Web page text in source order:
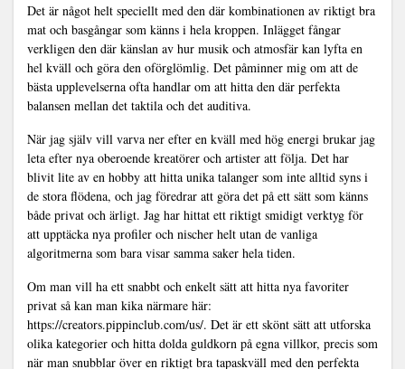
Det är något helt speciellt med den där kombinationen av riktigt bra
mat och basgångar som känns i hela kroppen. Inlägget fångar
verkligen den där känslan av hur musik och atmosfär kan lyfta en
hel kväll och göra den oförglömlig. Det påminner mig om att de
bästa upplevelserna ofta handlar om att hitta den där perfekta
balansen mellan det taktila och det auditiva.
När jag själv vill varva ner efter en kväll med hög energi brukar jag
leta efter nya oberoende kreatörer och artister att följa. Det har
blivit lite av en hobby att hitta unika talanger som inte alltid syns i
de stora flödena, och jag föredrar att göra det på ett sätt som känns
både privat och ärligt. Jag har hittat ett riktigt smidigt verktyg för
att upptäcka nya profiler och nischer helt utan de vanliga
algoritmerna som bara visar samma saker hela tiden.
Om man vill ha ett snabbt och enkelt sätt att hitta nya favoriter
privat så kan man kika närmare här:
https://creators.pippinclub.com/us/. Det är ett skönt sätt att utforska
olika kategorier och hitta dolda guldkorn på egna villkor, precis som
när man snubblar över en riktigt bra tapaskväll med den perfekta